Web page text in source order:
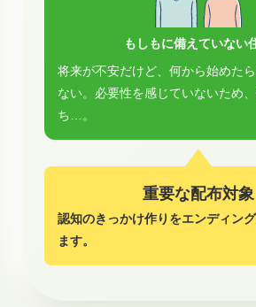
もしもに備えていない
将来が不安だけど、何から始めた
ない。必要性を感じていないため、
ち…。
重要な配布対象
認知のきっかけ作りをエンディン
ます。